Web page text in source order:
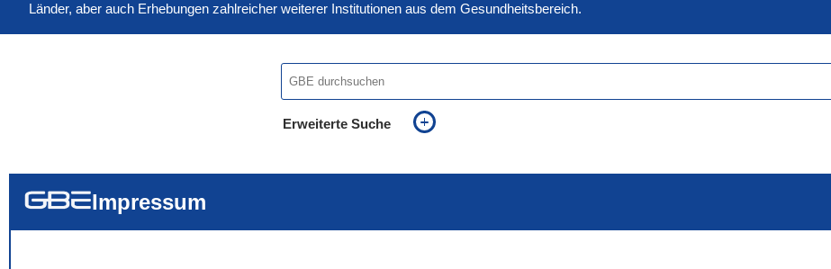
Länder, aber auch Erhebungen zahlreicher weiterer Institutionen aus dem Gesundheitsbereich.
Erweiterte Suche
Impressum